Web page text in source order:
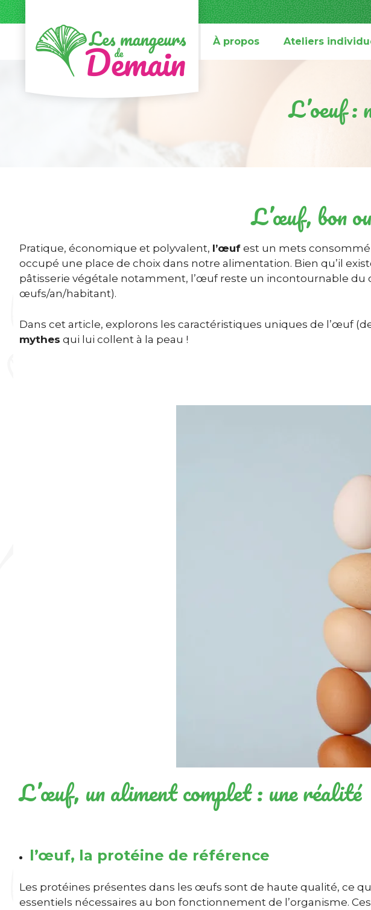
À propos Ateliers
L’oeuf :
L’œuf, bon
Pratique, économique et polyvalent, l’œuf est un mets consommé
occupé une place de choix dans notre alimentation. Bien qu’il
pâtisserie végétale notamment, l’œuf reste un incontournable du
œufs/an/habitant).
Dans cet article, explorons les caractéristiques uniques de l’œuf
mythes qui lui collent à la peau !
L’œuf, un aliment complet : une réalité
l’œuf, la protéine de référence
Les protéines présentes dans les œufs sont de haute qualité, ce
essentiels nécessaires au bon fonctionnement de l’organisme.